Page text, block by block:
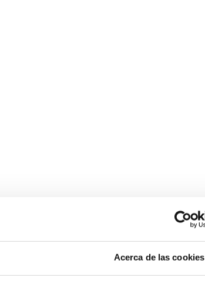
Acerca de las cookies